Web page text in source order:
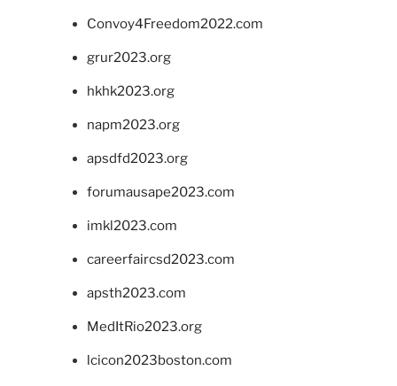
Convoy4Freedom2022.com
grur2023.org
hkhk2023.org
napm2023.org
apsdfd2023.org
forumausape2023.com
imkl2023.com
careerfaircsd2023.com
apsth2023.com
MedItRio2023.org
lcicon2023boston.com